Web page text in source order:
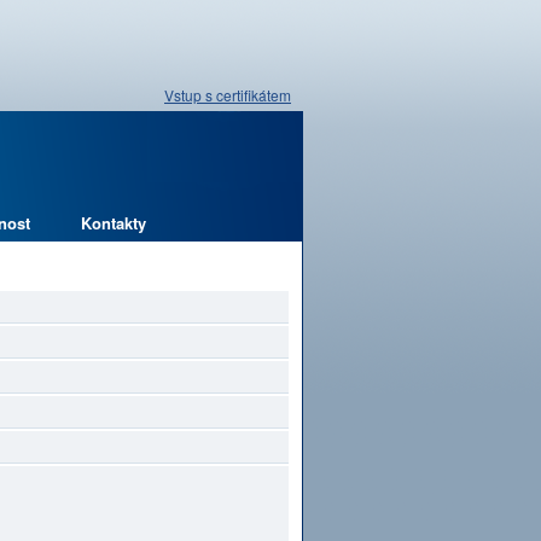
Vstup s certifikátem
Kontakty